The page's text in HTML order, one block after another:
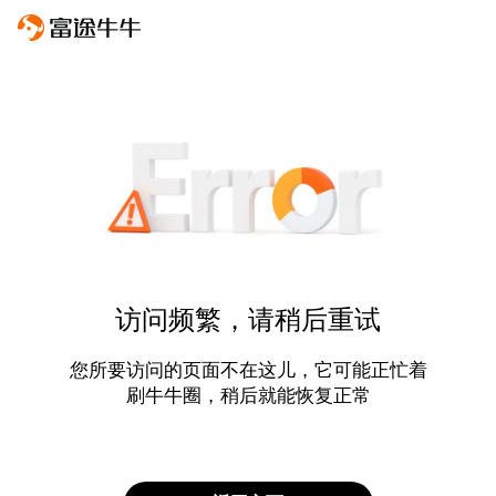
访问频繁，请稍后重试
您所要访问的页面不在这儿，它可能正忙着
刷牛牛圈，稍后就能恢复正常